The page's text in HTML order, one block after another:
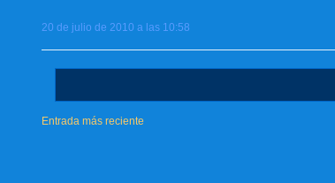
20 de julio de 2010 a las 10:58
Entrada más reciente